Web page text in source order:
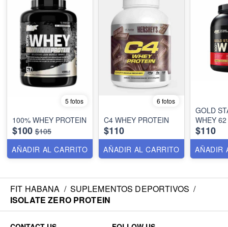
5 fotos
100% WHEY PROTEIN
$100 $105
AÑADIR AL CARRITO
6 fotos
C4 WHEY PROTEIN
$110
AÑADIR AL CARRITO
GOLD
WHEY
$110
AÑADIR
FIT HABANA / SUPLEMENTOS DEPORTIVOS /
ISOLATE ZERO PROTEIN